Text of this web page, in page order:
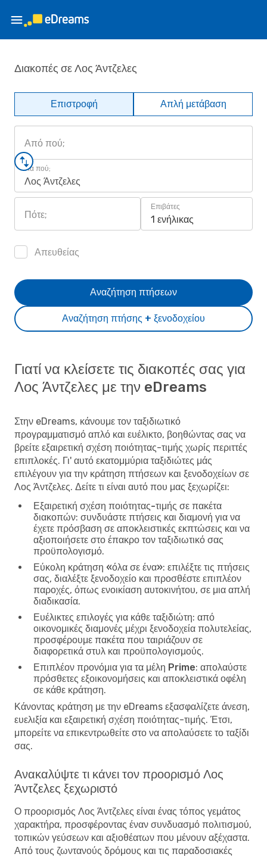
Διακοπές σε Λος Άντζελες
Επιστροφή Απλή μετάβαση
Από πού;
Για πού;
Λος Άντζελες
Πότε;
Επιβάτες
1 ενήλικας
Απευθείας
Αναζήτηση πτήσης + ξενοδοχείου
Αναζήτηση πτήσεων
Γιατί να κλείσετε τις διακοπές σας για
Λος Άντζελες με την eDreams
Στην eDreams, κάνουμε τον ταξιδιωτικό
προγραμματισμό απλό και ευέλικτο, βοηθώντας σας να
βρείτε εξαιρετική σχέση ποιότητας-τιμής χωρίς περιττές
επιπλοκές. Γι' αυτό εκατομμύρια ταξιδιώτες μάς
επιλέγουν για την κράτηση πτήσεων και ξενοδοχείων σε
Λος Άντζελες. Δείτε τι είναι αυτό που μας ξεχωρίζει:
Εξαιρετική σχέση ποιότητας-τιμής σε πακέτα
διακοπών: συνδυάστε πτήσεις και διαμονή για να
έχετε πρόσβαση σε αποκλειστικές εκπτώσεις και να
αξιοποιήσετε στο έπακρο τον ταξιδιωτικό σας
προϋπολογισμό.
Εύκολη κράτηση «όλα σε ένα»: επιλέξτε τις πτήσεις
σας, διαλέξτε ξενοδοχείο και προσθέστε επιπλέον
παροχές, όπως ενοικίαση αυτοκινήτου, σε μια απλή
διαδικασία.
Ευέλικτες επιλογές για κάθε ταξιδιώτη: από
οικονομικές διαμονές μέχρι ξενοδοχεία πολυτελείας,
προσφέρουμε πακέτα που ταιριάζουν σε
διαφορετικά στυλ και προϋπολογισμούς.
Επιπλέον προνόμια για τα μέλη Prime: απολαύστε
πρόσθετες εξοικονομήσεις και αποκλειστικά οφέλη
σε κάθε κράτηση.
Κάνοντας κράτηση με την eDreams εξασφαλίζετε άνεση,
ευελιξία και εξαιρετική σχέση ποιότητας-τιμής. Έτσι,
μπορείτε να επικεντρωθείτε στο να απολαύσετε το ταξίδι
σας.
Ανακαλύψτε τι κάνει τον προορισμό Λος
Άντζελες ξεχωριστό
Ο προορισμός Λος Άντζελες είναι ένας τόπος γεμάτος
χαρακτήρα, προσφέροντας έναν συνδυασμό πολιτισμού,
τοπικών γεύσεων και αξιοθέατων που μένουν αξέχαστα.
Από τους ζωντανούς δρόμους και τις παραδοσιακές